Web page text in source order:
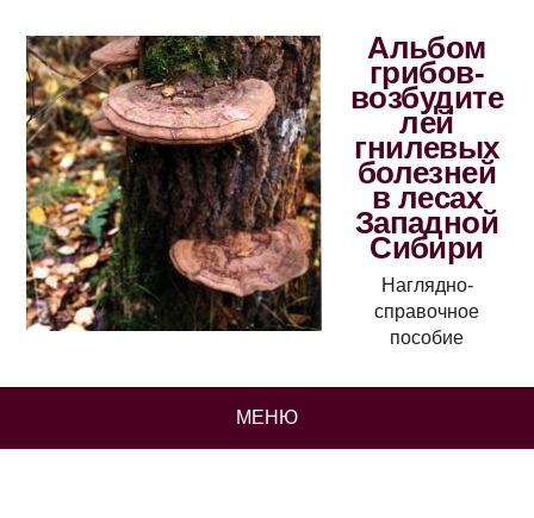
Альбом
грибов-
возбудите
лей
гнилевых
болезней
в лесах
Западной
Сибири
Наглядно-
справочное
пособие
МЕНЮ